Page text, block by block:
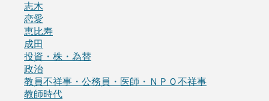
志木
恋愛
恵比寿
成田
投資・株・為替
政治
教員不祥事・公務員・医師・ＮＰＯ不祥事
教師時代